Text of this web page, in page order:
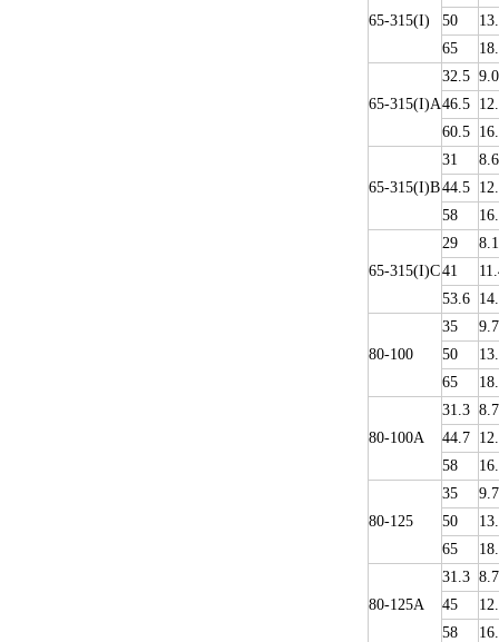
65-315(I)
50
65
65-315(I)A
32.5 9.0
46.5
60.5
65-315(I)B
31
8.6
44.5
58
65-315(I)C
29
8.1
41
53.6
80-100
35
50
65
80-100A
31.3 8.7
44.7
58
80-125
35
50
65
80-125A
31.3 8.7
45
58